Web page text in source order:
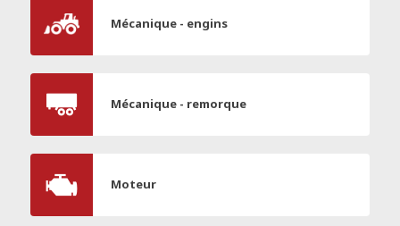
Mécanique - engins
Mécanique - remorque
Moteur